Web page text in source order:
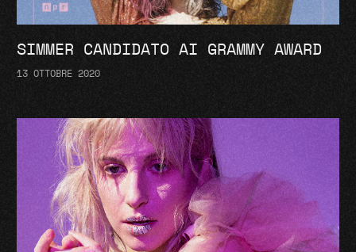
SIMMER CANDIDATO AI GRAMMY AWARD
13 OTTOBRE 2020